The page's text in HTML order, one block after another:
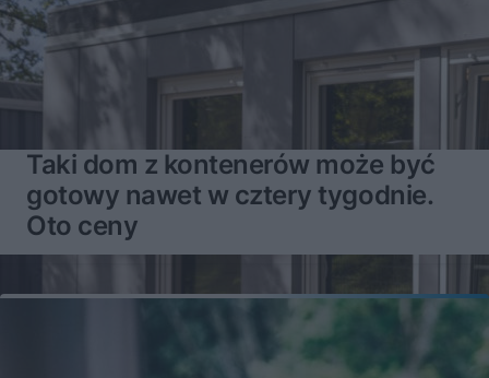
Taki dom z kontenerów może być
gotowy nawet w cztery tygodnie.
Oto ceny